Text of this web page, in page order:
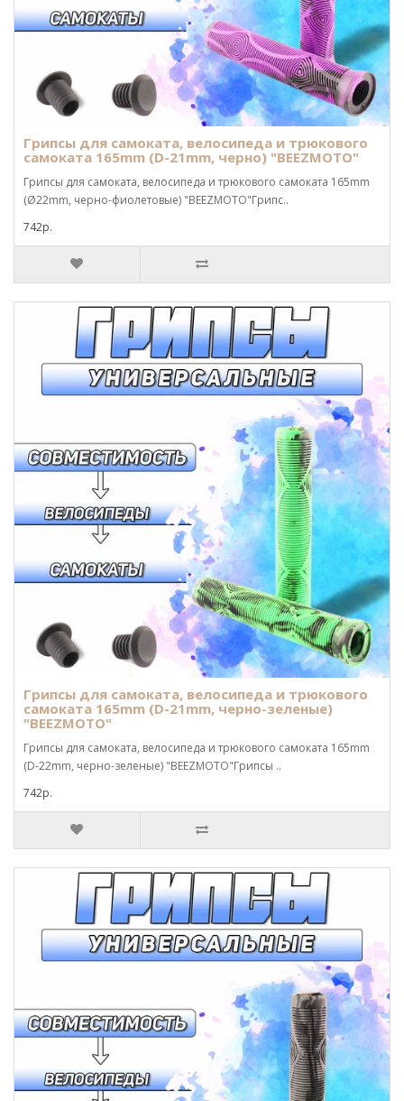
Грипсы для самоката, велосипеда и трюкового
самоката 165mm (D-21mm, черно) "BEEZMOTO"
Грипсы для самоката, велосипеда и трюкового самоката 165mm
(Ø22mm, черно-фиолетовые) "BEEZMOTO"Грипс..
742р.
Грипсы для самоката, велосипеда и трюкового
самоката 165mm (D-21mm, черно-зеленые)
"BEEZMOTO"
Грипсы для самоката, велосипеда и трюкового самоката 165mm
(D-22mm, черно-зеленые) "BEEZMOTO"Грипсы ..
742р.